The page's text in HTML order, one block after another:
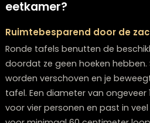
Geen vaste zitplekken
Er ontstaan geen
tafels. Een ronde tafel maakt
gezamenlijke activiteit.
Past een ronde tafel
eetkamer?